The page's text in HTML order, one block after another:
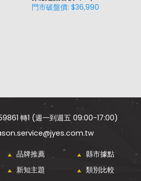
門市破盤價: $36,990
轉1 (週一到週五 09:00-17:00)
品牌推薦
縣市據點
新知主題
類別比較